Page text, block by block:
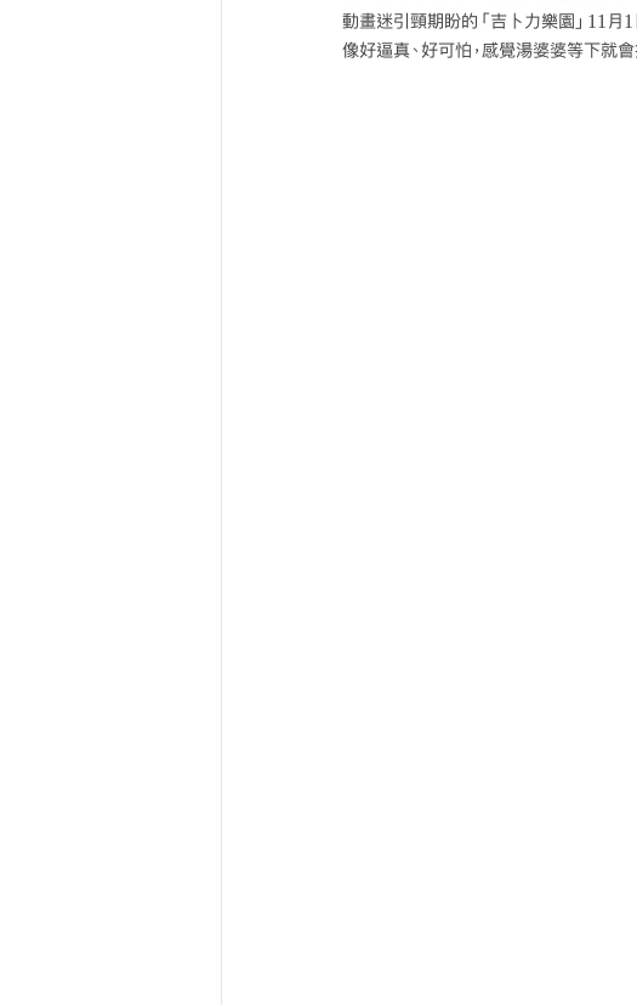
動畫迷引頸期盼的「吉卜力樂園」11月1
像好逼真、好可怕，感覺湯婆婆等下就